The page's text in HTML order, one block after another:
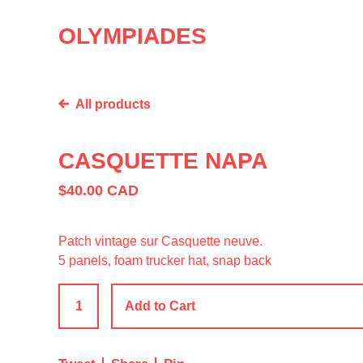
OLYMPIADES
All products
CASQUETTE NAPA
$40.00 CAD
Patch vintage sur Casquette neuve.
5 panels, foam trucker hat, snap back
Add to Cart